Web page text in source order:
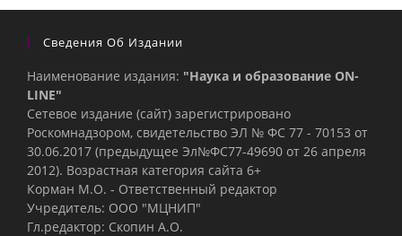
Сведения Об Издании
Наименование издания: "Наука и образование ON-
LINE"
Сетевое издание (сайт) зарегистрировано
Роскомнадзором, свидетельство ЭЛ № ФС 77 - 70153 от
30.06.2017 (предыдущее Эл№ФC77-49690 от 26 апреля
2012). Возрастная категория сайта 6+
Корман М.О. - Ответственный редактор
Учредитель: ООО "МЦНИП"
Гл.редактор: Скопин А.О.